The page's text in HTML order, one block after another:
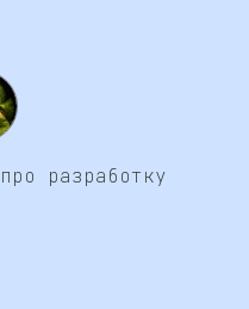
разработку